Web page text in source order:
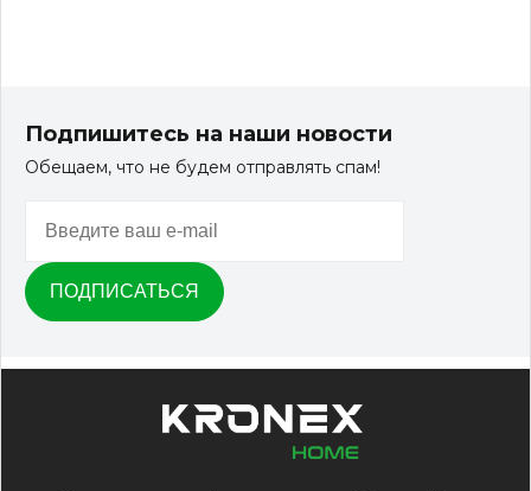
Подпишитесь на наши новости
Обещаем, что не будем отправлять спам!